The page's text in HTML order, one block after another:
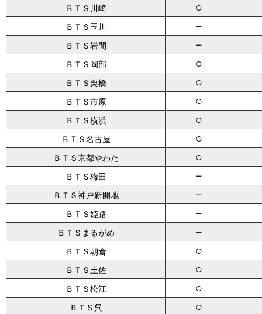
ＢＴＳ川崎 ○
ＢＴＳ玉川 －
ＢＴＳ岩間 －
ＢＴＳ岡部 ○
ＢＴＳ栗橋 ○
ＢＴＳ市原 ○
ＢＴＳ横浜 ○
ＢＴＳ名古屋 ○
ＢＴＳ京都やわた ○
ＢＴＳ梅田 －
ＢＴＳ神戸新開地 －
ＢＴＳ姫路 －
ＢＴＳまるがめ －
ＢＴＳ朝倉 ○
ＢＴＳ土佐 ○
ＢＴＳ松江 ○
ＢＴＳ呉 ○